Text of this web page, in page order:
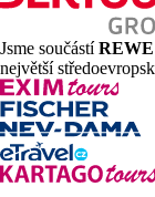
VISA, MC.
Web
http://
Internet
Zdarma: WiFi
Poznámka
Jsme součástí
největší